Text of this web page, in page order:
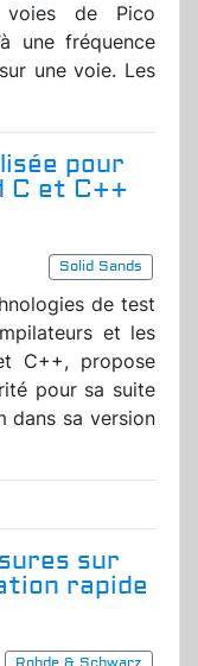
voies de Pico
une fréquence
une voie. Les
pour
C et C++
Solid Sands
de test
et les
C++, propose
pour sa suite
dans sa version
sur
rapide